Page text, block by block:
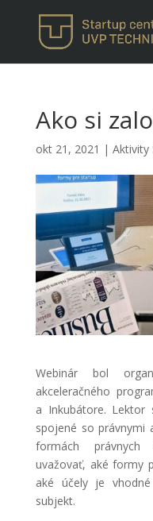
Ako si
okt 21, 2021 | Aktivity
Webinár bol
akceleračného
a Inkubátore.
spojené so právnymi
formách
uvažovať, aké formy
aké účely je
subjekt.